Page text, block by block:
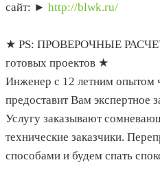
сайт: ► http://blwk.ru/
★ PS: ПРОВЕРОЧНЫЕ
готовых проектов ★
Инженер с 12 летним опытом
предоставит Вам экспертное
Услугу заказывают
технические заказчики.
способами и будем спать